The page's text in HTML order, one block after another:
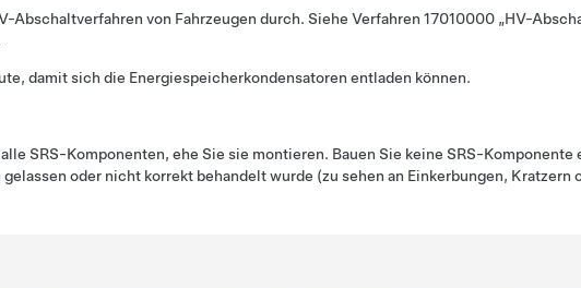
Abschaltverfahren von Fahrzeugen durch. Siehe Verfahren 17010000 „HV-
damit sich die Energiespeicherkondensatoren entladen können.
SRS-Komponenten, ehe Sie sie montieren. Bauen Sie keine SRS-Komponente
oder nicht korrekt behandelt wurde (zu sehen an Einkerbungen, Kratzern